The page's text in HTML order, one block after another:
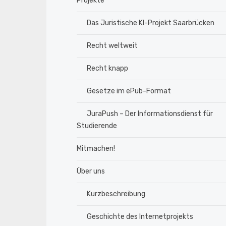
Das Juristische KI-Projekt Saarbrücken
Recht weltweit
Recht knapp
Gesetze im ePub-Format
JuraPush – Der Informationsdienst für
Studierende
Mitmachen!
Über uns
Kurzbeschreibung
Geschichte des Internetprojekts